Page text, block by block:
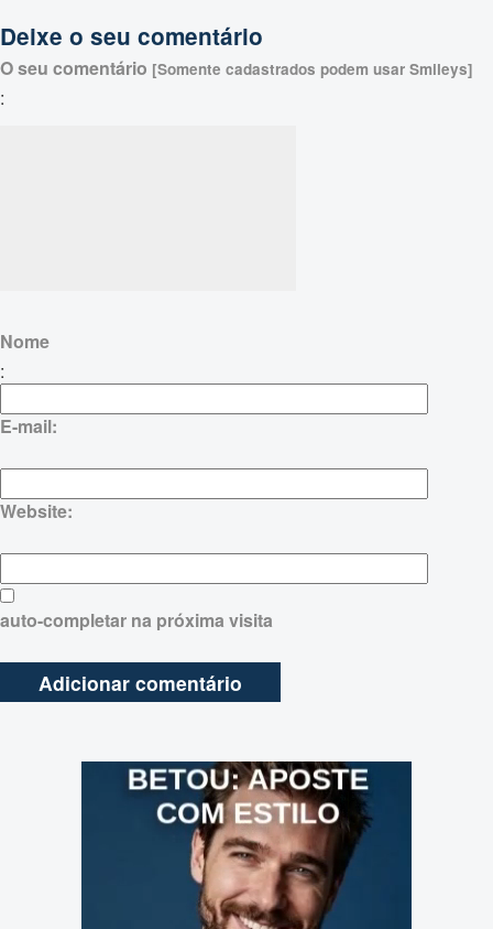
Deixe o seu comentário
O seu comentário [Somente cadastrados podem usar Smileys]
:
Nome
:
E-mail:
Website:
auto-completar na próxima visita